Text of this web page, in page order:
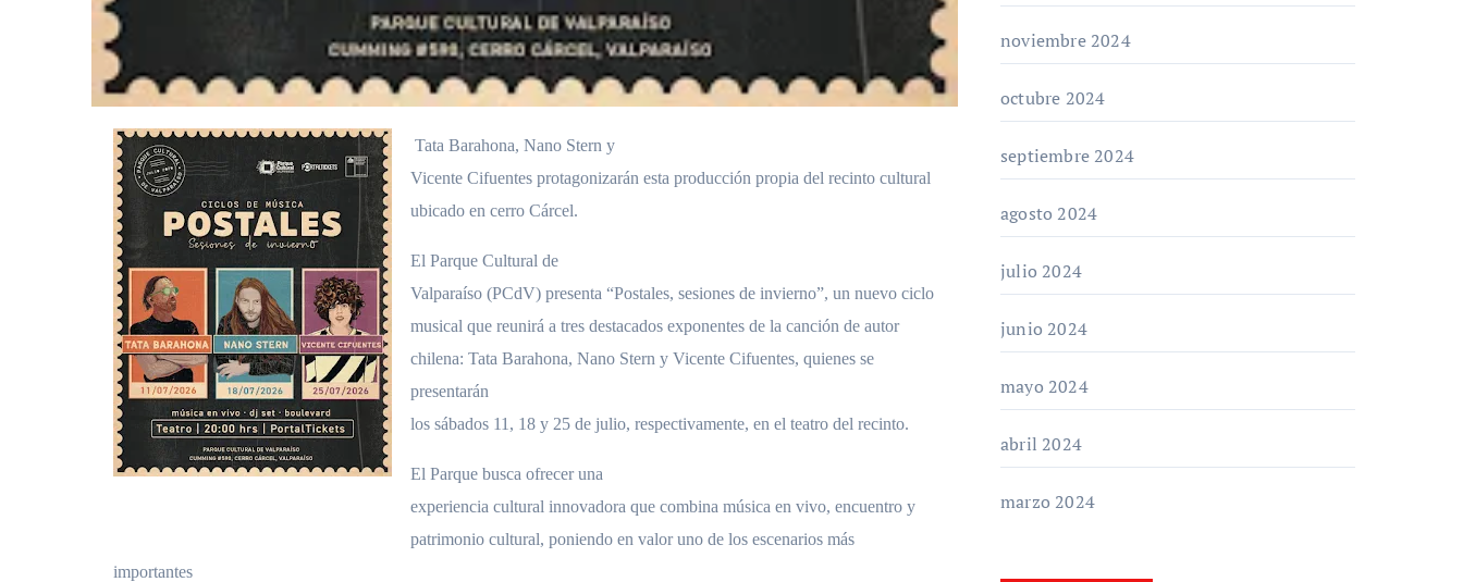
Tata Barahona, Nano Stern y
Vicente Cifuentes protagonizarán esta producción propia del recinto cultural
ubicado en cerro Cárcel.
El Parque Cultural de
Valparaíso (PCdV) presenta “Postales, sesiones de invierno”, un nuevo ciclo
musical que reunirá a tres destacados exponentes de la canción de autor
chilena: Tata Barahona, Nano Stern y Vicente Cifuentes, quienes se
presentarán
los sábados 11, 18 y 25 de julio, respectivamente, en el teatro del recinto.
El Parque busca ofrecer una
experiencia cultural innovadora que combina música en vivo, encuentro y
patrimonio cultural, poniendo en valor uno de los escenarios más
importantes
noviembre 2024
octubre 2024
septiembre 2024
agosto 2024
julio 2024
junio 2024
mayo 2024
abril 2024
marzo 2024